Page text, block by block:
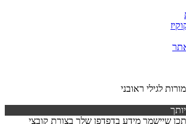
שיישמר מידע בדפדפן שלך בצורת קובצי